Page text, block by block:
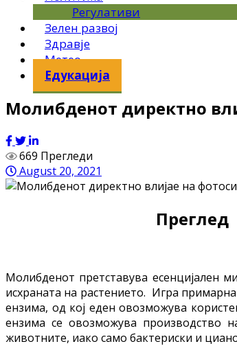
Регулативи
Зелен развој
Здравје
Метео
Едукација
Молибденот директно
669 Прегледи
August 20, 2021
Преглед
Молибденот претставува есенцијален
исхраната на растението. Игра
ензима, од кој еден овозможува
ензима се овозможува производство
животните, иако само бактериски и